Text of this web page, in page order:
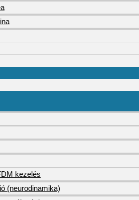
kezelés
(neurodinamika)